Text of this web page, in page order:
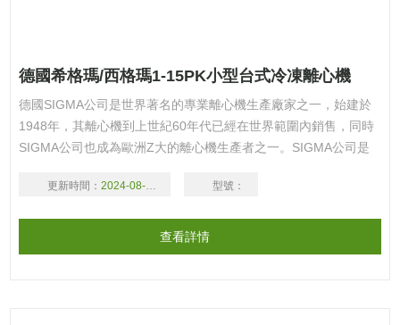
德國希格瑪/西格瑪1-15PK小型台式冷凍離心機
德國SIGMA公司是世界著名的專業離心機生產廠家之一，始建於
1948年，其離心機到上世紀60年代已經在世界範圍內銷售，同時
SIGMA公司也成為歐洲Z大的離心機生產者之一。SIGMA公司是
更新時間： 2024-08-16 型號：
查看詳情